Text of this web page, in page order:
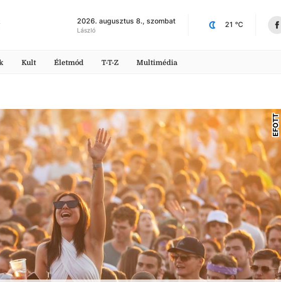
2026. augusztus 8., szombat
László
21 °C
Kult Életmód T-T-Z Multimédia
EFOTT